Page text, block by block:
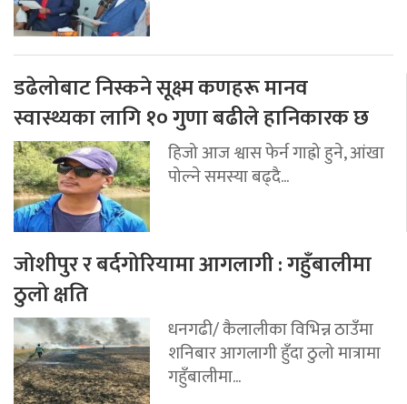
डढेलोबाट निस्कने सूक्ष्म कणहरू मानव
स्वास्थ्यका लागि १० गुणा बढीले हानिकारक छ
हिजो आज श्वास फेर्न गाह्रो हुने, आंखा
पोल्ने समस्या बढ्दै...
जोशीपुर र बर्दगोरियामा आगलागी : गहुँबालीमा
ठुलो क्षति
धनगढी/ कैलालीका विभिन्न ठाउँमा
शनिबार आगलागी हुँदा ठुलो मात्रामा
गहुँबालीमा...